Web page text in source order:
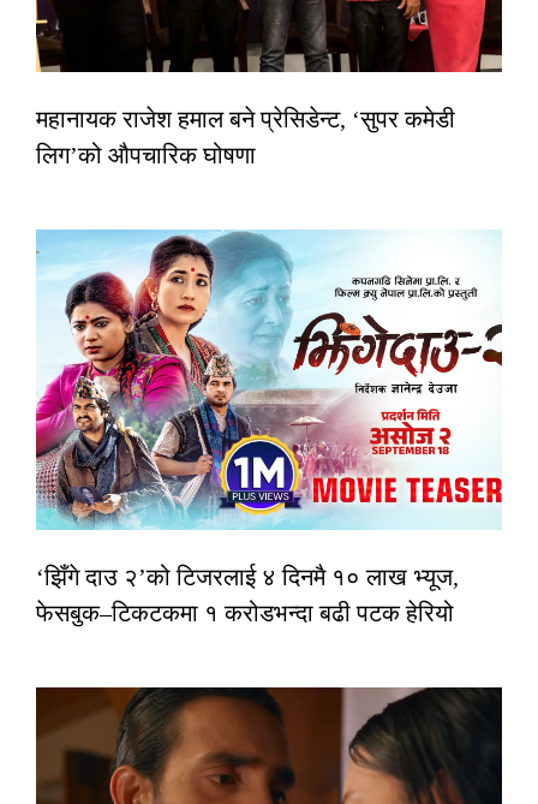
महानायक राजेश हमाल बने प्रेसिडेन्ट, ‘सुपर कमेडी
लिग’को औपचारिक घोषणा
‘झिँगे दाउ २’को टिजरलाई ४ दिनमै १० लाख भ्यूज,
फेसबुक–टिकटकमा १ करोडभन्दा बढी पटक हेरियो